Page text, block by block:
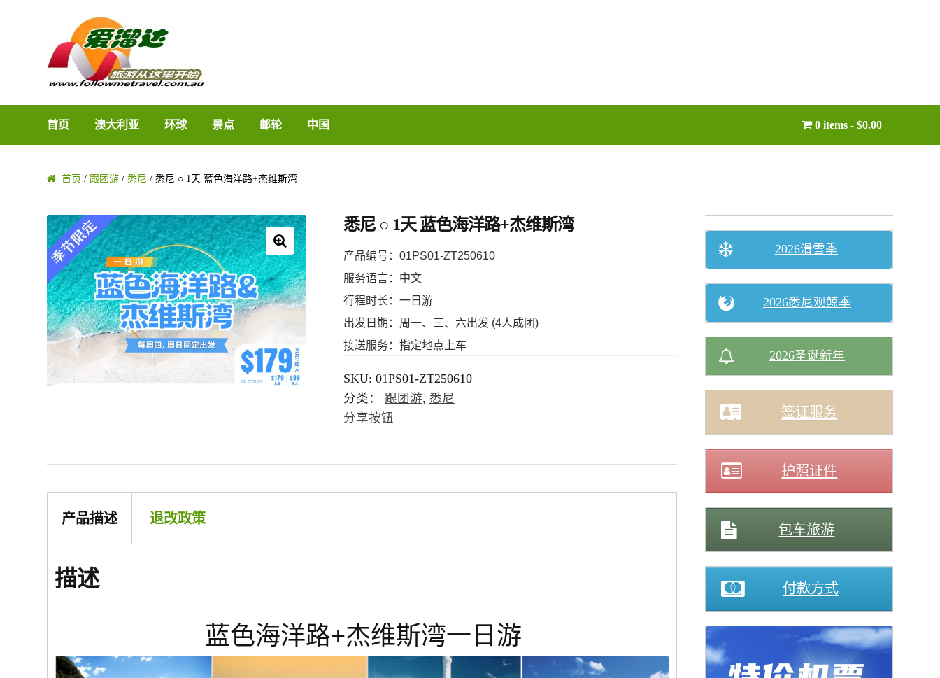
Skip to navigation
Skip to content
首页 澳大利亚 环球 景点 邮轮 中国 0 items $0.00
首页 / 跟团游/ 悉尼 / 悉尼 ○ 1天 蓝色海洋路+杰维斯湾
🔍
悉尼 ○ 1天 蓝色海洋路+杰维斯湾
产品编号：01PS01-ZT250610
服务语言：中文
行程时长：一日游
出发日期：周一、三、六出发 (4人成团)
接送服务：指定地点上车
SKU: 01PS01-ZT250610
分类： 跟团游, 悉尼
分享按钮
产品描述 退改政策
描述
蓝色海洋路+杰维斯湾一日游
2026滑雪季
2026悉尼观鲸季
2026圣诞新年
签证服务
护照证件
包车旅游
付款方式